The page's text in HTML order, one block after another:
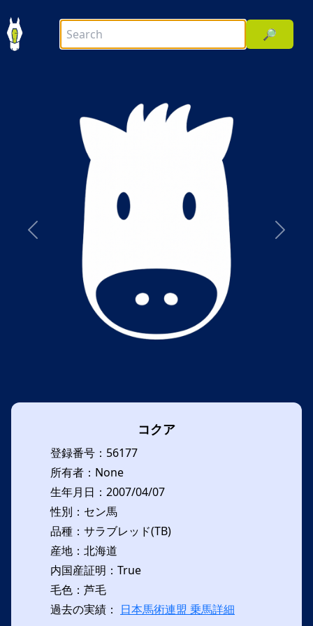
🔎
前へ 次へ
コクア
登録番号：56177
所有者：None
生年月日：2007/04/07
性別：セン馬
品種：サラブレッド(TB)
産地：北海道
内国産証明：True
毛色：芦毛
過去の実績： 日本馬術連盟 乗馬詳細